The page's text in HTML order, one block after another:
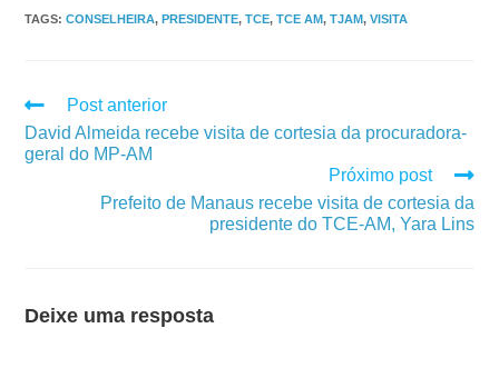
TAGS:CONSELHEIRA, PRESIDENTE, TCE, TCE AM, TJAM, VISITA
Post anterior
David Almeida recebe visita de cortesia da procuradora-
geral do MP-AM
Próximo post
Prefeito de Manaus recebe visita de cortesia da
presidente do TCE-AM, Yara Lins
Deixe uma resposta